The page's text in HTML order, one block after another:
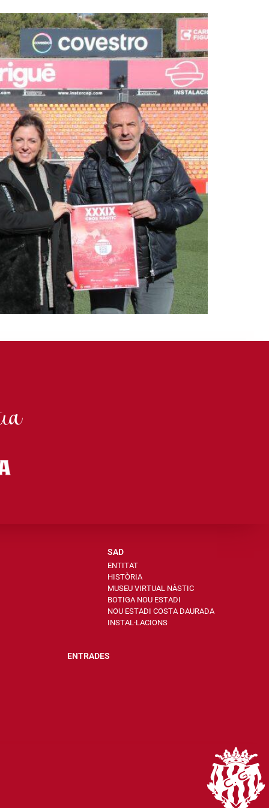
SAD
ENTITAT
HISTÒRIA
MUSEU VIRTUAL NÀSTIC
BOTIGA NOU ESTADI
NOU ESTADI COSTA DAURADA
INSTAL·LACIONS
ENTRADES